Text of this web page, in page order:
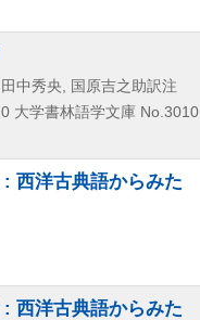
中秀央, 国原吉之助訳注
大学書林語学文庫 No.3010
西洋古典語からみた
西洋古典語からみた